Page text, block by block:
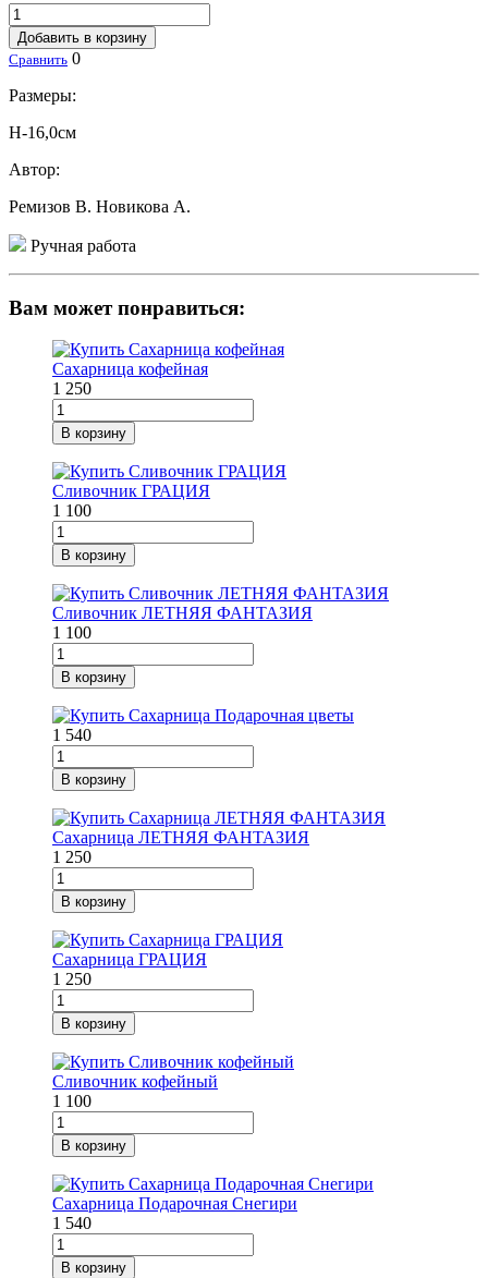
Добавить в корзину
Сравнить 0
Размеры:
H-16,0см
Автор:
Ремизов В. Новикова А.
Ручная работа
Вам может понравиться:
Сахарница кофейная
1 250
В корзину
Сливочник ГРАЦИЯ
1 100
В корзину
Сливочник ЛЕТНЯЯ ФАНТАЗИЯ
1 100
В корзину
1 540
В корзину
Сахарница ЛЕТНЯЯ ФАНТАЗИЯ
1 250
В корзину
Сахарница ГРАЦИЯ
1 250
В корзину
Сливочник кофейный
1 100
В корзину
Сахарница Подарочная Снегири
1 540
В корзину